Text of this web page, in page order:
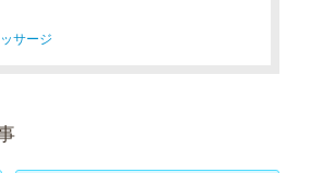
サージ